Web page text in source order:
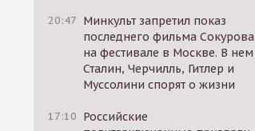
20:47 Минкульт запретил показ
последнего фильма Сокурова
на фестивале в Москве. В нем
Сталин, Черчилль, Гитлер и
Муссолини спорят о жизни
17:10 Российские